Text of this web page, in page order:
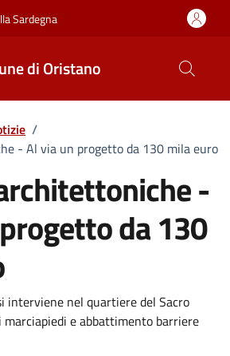
Sardegna
di Oristano
/
- Al via un progetto da 130 mila euro
-
da 130
notizia
interviene nel quartiere del Sacro
marciapiedi e abbattimento barriere